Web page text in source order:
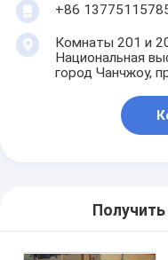
+86
Комнаты 201 и
Национальная
город Чанчжоу,